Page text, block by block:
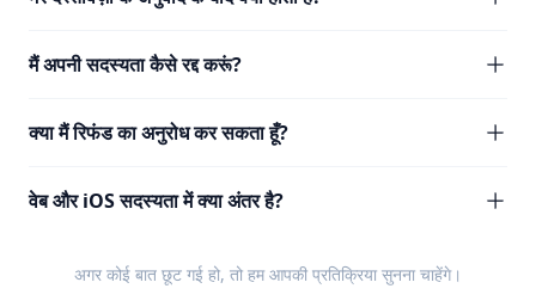
मैं अपनी सदस्यता कैसे रद्द करूं?
क्या मैं रिफंड का अनुरोध कर सकता हूँ?
वेब और iOS सदस्यता में क्या अंतर है?
अगर कोई बात छूट गई हो, तो हम आपकी प्रतिक्रिया सुनना चाहेंगे।